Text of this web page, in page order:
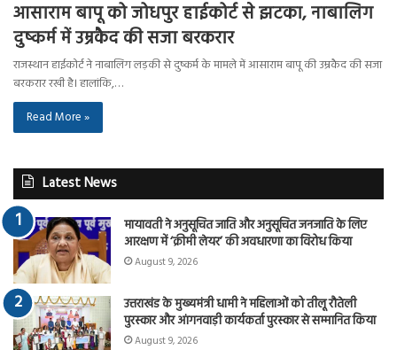
आसाराम बापू को जोधपुर हाईकोर्ट से झटका, नाबालिग
दुष्कर्म में उम्रकैद की सजा बरकरार
राजस्थान हाईकोर्ट ने नाबालिग लड़की से दुष्कर्म के मामले में आसाराम बापू की उम्रकैद की सजा
बरकरार रखी है। हालांकि,…
Read More »
Latest News
मायावती ने अनुसूचित जाति और अनुसूचित जनजाति के लिए
आरक्षण में ‘क्रीमी लेयर’ की अवधारणा का विरोध किया
August 9, 2026
उत्तराखंड के मुख्यमंत्री धामी ने महिलाओं को तीलू रौतेली
पुरस्कार और आंगनवाड़ी कार्यकर्ता पुरस्कार से सम्मानित किया
August 9, 2026